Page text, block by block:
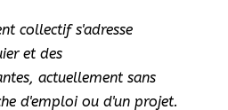
collectif s'adresse
et des
actuellement sans
d'emploi ou d'un projet.